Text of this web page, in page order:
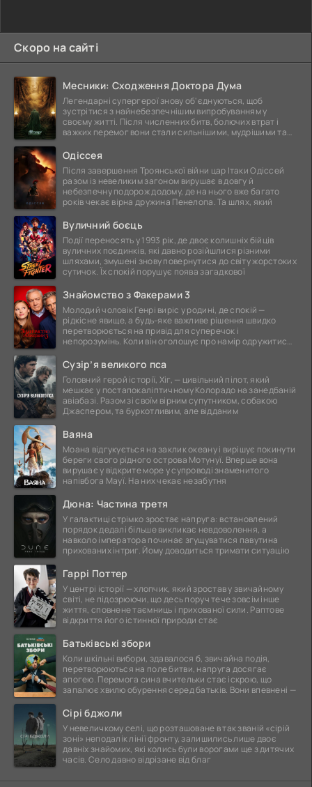
Скоро на сайті
Месники: Сходження Доктора Дума
Легендарні супергерої знову об'єднуються, щоб
зустрітися з найнебезпечнішим випробуванням у
своєму житті. Після численних битв, болючих втрат і
важких перемог вони стали сильнішими, мудрішими та
Одіссея
Після завершення Троянської війни цар Ітаки Одіссей
разом із невеликим загоном вирушає в довгу й
небезпечну подорож додому, де на нього вже багато
років чекає вірна дружина Пенелопа. Та шлях, який
Вуличний боєць
Події переносять у 1993 рік, де двоє колишніх бійців
вуличних поєдинків, які давно розійшлися різними
шляхами, змушені знову повернутися до світу жорстоких
сутичок. Їх спокій порушує поява загадкової
Знайомство з Факерами 3
Молодий чоловік Генрі виріс у родині, де спокій —
рідкісне явище, а будь-яке важливе рішення швидко
перетворюється на привід для суперечок і
непорозумінь. Коли він оголошує про намір одружитися,
Сузір’я великого пса
Головний герой історії, Хіг, — цивільний пілот, який
мешкає у постапокаліптичному Колорадо на занедбаній
авіабазі. Разом зі своїм вірним супутником, собакою
Джаспером, та буркотливим, але відданим
Ваяна
Моана відгукується на заклик океану і вирішує покинути
береги свого рідного острова Мотунуї. Вперше вона
вирушає у відкрите море у супроводі знаменитого
напівбога Мауї. На них чекає незабутня
Дюна: Частина третя
У галактиці стрімко зростає напруга: встановлений
порядок дедалі більше викликає невдоволення, а
навколо імператора починає згущуватися павутина
прихованих інтриг. Йому доводиться тримати ситуацію
Гаррі Поттер
У центрі історії — хлопчик, який зростав у звичайному
світі, не підозрюючи, що десь поруч тече зовсім інше
життя, сповнене таємниць і прихованої сили. Раптове
відкриття його істинної природи стає
Батьківські збори
Коли шкільні вибори, здавалося б, звичайна подія,
перетворюються на поле битви, напруга досягає
апогею. Перемога сина вчительки стає іскрою, що
запалює хвилю обурення серед батьків. Вони впевнені —
Сірі бджоли
У невеличкому селі, що розташоване в так званій «сірій
зоні» неподалік лінії фронту, залишились лише двоє
давніх знайомих, які колись були ворогами ще з дитячих
часів. Село давно відрізане від благ